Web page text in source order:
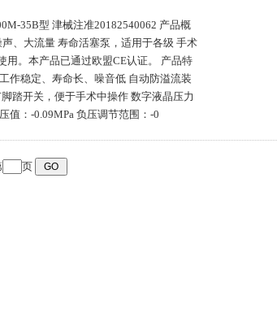
35B型 津械注准20182540062 产品概
、大流量 寿命活塞泵，适用于各级 手术
用。本产品已通过欧盟CE认证。 产品特
作稳定、寿命长、噪音低 自动防溢流装
踏开关，便于手术中操作 数字液晶压力
值：-0.09MPa 负压调节范围：-0
页